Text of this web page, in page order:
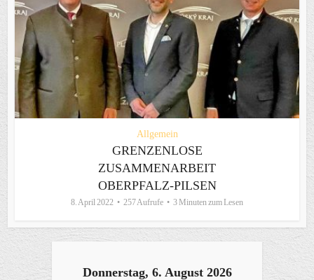
Allgemein
GRENZENLOSE
ZUSAMMENARBEIT
OBERPFALZ-PILSEN
8. April 2022 257 Aufrufe 3 Minuten zum Lesen
Donnerstag, 6. August 2026